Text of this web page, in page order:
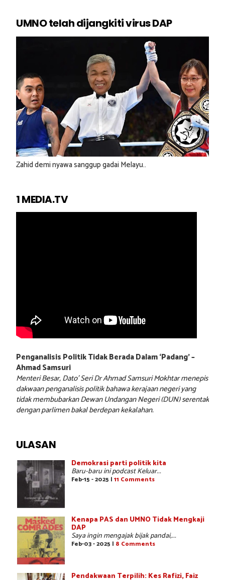
UMNO telah dijangkiti virus DAP
Zahid demi nyawa sanggup gadai Melayu..
1 MEDIA.TV
Penganalisis Politik Tidak Berada Dalam ‘Padang’ –
Ahmad Samsuri
Menteri Besar, Dato’ Seri Dr Ahmad Samsuri Mokhtar menepis
dakwaan penganalisis politik bahawa kerajaan negeri yang
tidak membubarkan Dewan Undangan Negeri (DUN) serentak
dengan parlimen bakal berdepan kekalahan.
ULASAN
Demokrasi parti politik kita
Baru-baru ini podcast Keluar...
Feb-15 - 2025 | 11 Comments
Kenapa PAS dan UMNO Tidak Mengkaji
DAP
Saya ingin mengajak bijak pandai,...
Feb-03 - 2025 | 8 Comments
Pendakwaan Terpilih: Kes Rafizi, Faiz